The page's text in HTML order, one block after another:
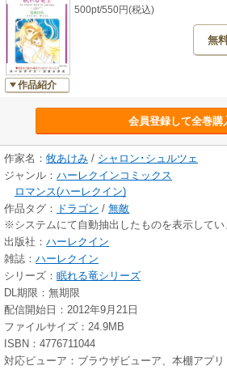
作品紹介
500pt/550円(税込)
無
会員登録して全巻購
作家名： 牧あけみ / シャロン･シュルツェ
ジャンル： ハーレクインコミックス
ロマンス(ハーレクイン)
作品タグ： ドラゴン / 無敵
※システムにて自動抽出したものを表示してい
出版社： ハーレクイン
雑誌： ハーレクイン
シリーズ： 眠れる竜シリーズ
DL期限：無期限
配信開始日：2012年9月21日
ファイルサイズ：24.9MB
ISBN：4776711044
対応ビューア：ブラウザビューア、本棚アプリ